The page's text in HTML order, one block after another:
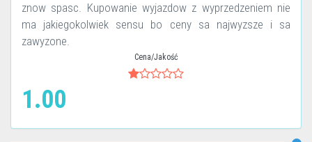
znow spasc. Kupowanie wyjazdow z wyprzedzeniem nie
ma jakiegokolwiek sensu bo ceny sa najwyzsze i sa
zawyzone.
Cena/Jakość
1.00